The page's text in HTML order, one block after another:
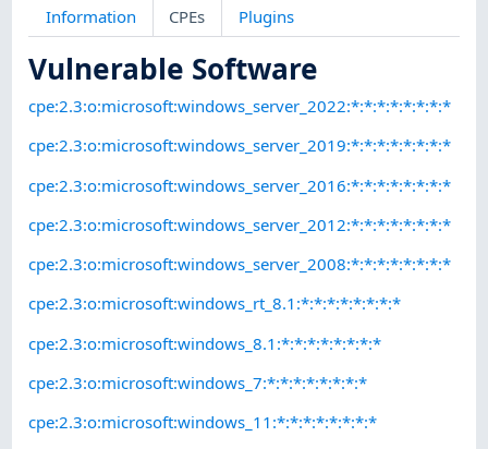
Information CPEs Plugins
Vulnerable Software
cpe:2.3:o:microsoft:windows_server_2022:*:*:*:*:*:*:*:*
cpe:2.3:o:microsoft:windows_server_2019:*:*:*:*:*:*:*:*
cpe:2.3:o:microsoft:windows_server_2016:*:*:*:*:*:*:*:*
cpe:2.3:o:microsoft:windows_server_2012:*:*:*:*:*:*:*:*
cpe:2.3:o:microsoft:windows_server_2008:*:*:*:*:*:*:*:*
cpe:2.3:o:microsoft:windows_rt_8.1:*:*:*:*:*:*:*:*
cpe:2.3:o:microsoft:windows_8.1:*:*:*:*:*:*:*:*
cpe:2.3:o:microsoft:windows_7:*:*:*:*:*:*:*:*
cpe:2.3:o:microsoft:windows_11:*:*:*:*:*:*:*:*